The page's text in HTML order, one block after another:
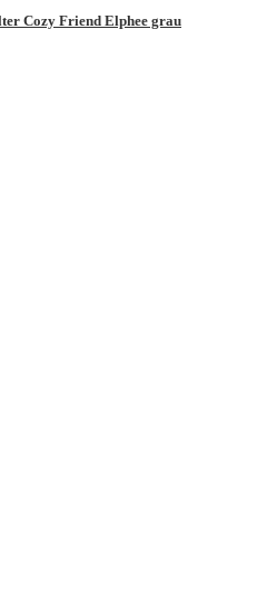
Cozy Friend Elphee grau